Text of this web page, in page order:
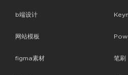
b端设计
网站模板
figma素材 笔刷